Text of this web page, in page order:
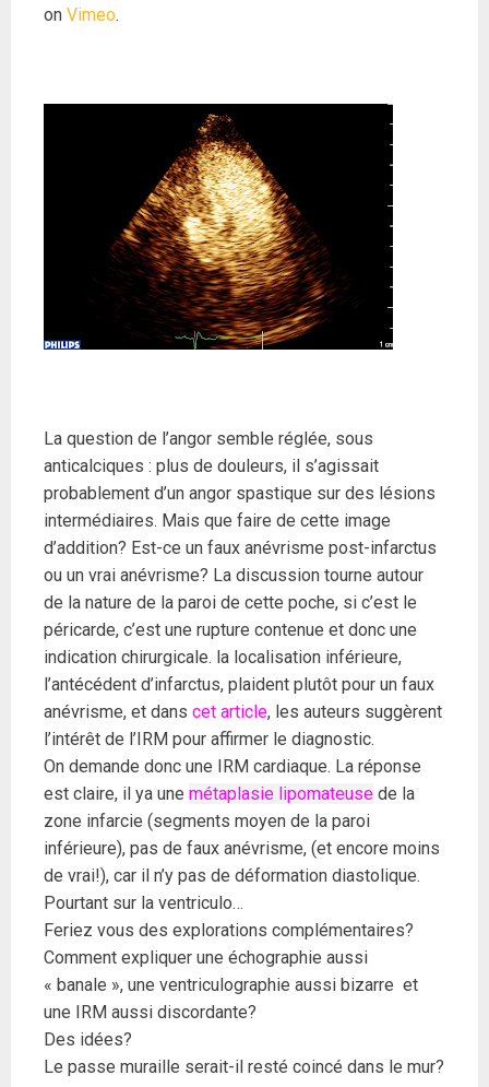
on Vimeo.
La question de l’angor semble réglée, sous
anticalciques : plus de douleurs, il s’agissait
probablement d’un angor spastique sur des lésions
intermédiaires. Mais que faire de cette image
d’addition? Est-ce un faux anévrisme post-infarctus
ou un vrai anévrisme? La discussion tourne autour
de la nature de la paroi de cette poche, si c’est le
péricarde, c’est une rupture contenue et donc une
indication chirurgicale. la localisation inférieure,
l’antécédent d’infarctus, plaident plutôt pour un faux
anévrisme, et dans cet article, les auteurs suggèrent
l’intérêt de l’IRM pour affirmer le diagnostic.
On demande donc une IRM cardiaque. La réponse
est claire, il ya une métaplasie lipomateuse de la
zone infarcie (segments moyen de la paroi
inférieure), pas de faux anévrisme, (et encore moins
de vrai!), car il n’y pas de déformation diastolique.
Pourtant sur la ventriculo…
Feriez vous des explorations complémentaires?
Comment expliquer une échographie aussi
« banale », une ventriculographie aussi bizarre et
une IRM aussi discordante?
Des idées?
Le passe muraille serait-il resté coincé dans le mur?